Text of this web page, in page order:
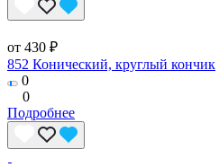
от 430 ₽
852 Конический, круглый кончик
0
0
Подробнее